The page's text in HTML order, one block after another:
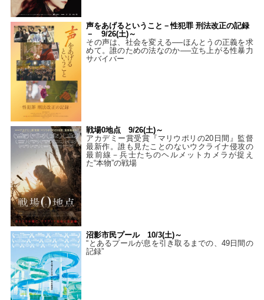
声をあげるということ－性犯罪 刑法改正の記録
－ 9/26(土)～
その声は、社会を変える──ほんとうの正義を求
めて。誰のための法なのか──立ち上がる性暴力
サバイバー
戦場0地点 9/26(土)～
アカデミー賞受賞『マリウポリの20日間』監督
最新作。誰も見たことのないウクライナ侵攻の
最前線－兵士たちのヘルメットカメラが捉え
た“本物”の戦場
沼影市民プール 10/3(土)～
“とあるプールが息を引き取るまでの、49日間の
記録”